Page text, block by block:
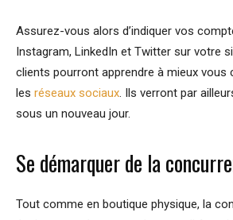
Assurez-vous alors d’indiquer vos
Instagram, LinkedIn et Twitter sur votre
clients pourront apprendre à mieux vous
les réseaux sociaux. Ils verront par
sous un nouveau jour.
Se démarquer de la
Tout comme en boutique physique, la